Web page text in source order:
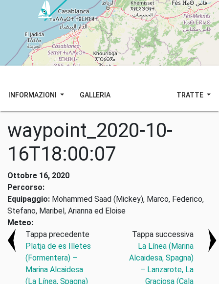
INFORMAZIONI GALLERIA TRATTE
waypoint_2020-10-
16T18:00:07
Ottobre 16, 2020
Percorso:
Equipaggio: Mohammed Saad (Mickey), Marco, Federico,
Stefano, Maribel, Arianna ed Eloise
Meteo:
Tappa precedente
Platja de es Illetes
(Formentera) –
Marina Alcaidesa
(La Línea, Spagna)
Tappa successiva
La Línea (Marina
Alcaidesa, Spagna)
– Lanzarote, La
Graciosa (Cala